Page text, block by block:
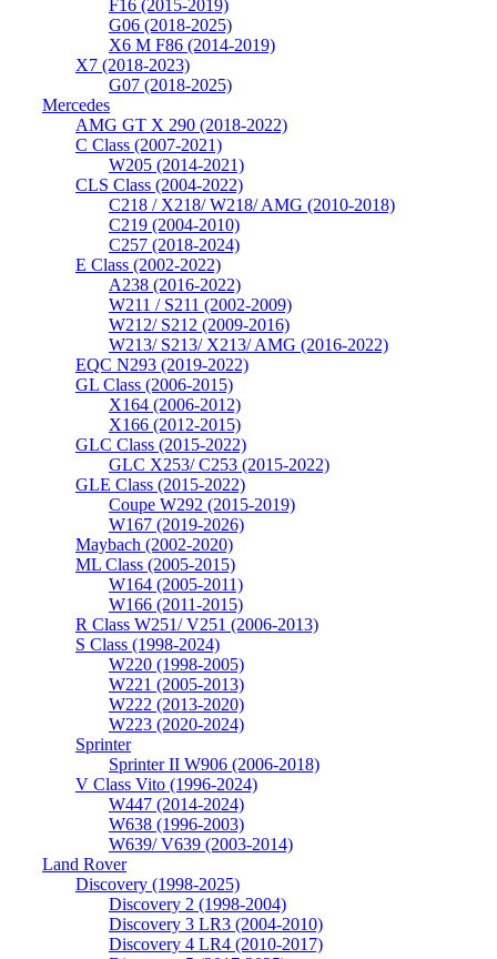
F16 (2015-2019)
G06 (2018-2025)
X6 M F86 (2014-2019)
X7 (2018-2023)
G07 (2018-2025)
Mercedes
AMG GT X 290 (2018-2022)
C Class (2007-2021)
W205 (2014-2021)
CLS Class (2004-2022)
C218 / X218/ W218/ AMG (2010-2018)
C219 (2004-2010)
C257 (2018-2024)
E Class (2002-2022)
A238 (2016-2022)
W211 / S211 (2002-2009)
W212/ S212 (2009-2016)
W213/ S213/ X213/ AMG (2016-2022)
EQC N293 (2019-2022)
GL Class (2006-2015)
X164 (2006-2012)
X166 (2012-2015)
GLC Class (2015-2022)
GLC X253/ C253 (2015-2022)
GLE Class (2015-2022)
Coupe W292 (2015-2019)
W167 (2019-2026)
Maybach (2002-2020)
ML Class (2005-2015)
W164 (2005-2011)
W166 (2011-2015)
R Class W251/ V251 (2006-2013)
S Class (1998-2024)
W220 (1998-2005)
W221 (2005-2013)
W222 (2013-2020)
W223 (2020-2024)
Sprinter
Sprinter II W906 (2006-2018)
V Class Vito (1996-2024)
W447 (2014-2024)
W638 (1996-2003)
W639/ V639 (2003-2014)
Land Rover
Discovery (1998-2025)
Discovery 2 (1998-2004)
Discovery 3 LR3 (2004-2010)
Discovery 4 LR4 (2010-2017)